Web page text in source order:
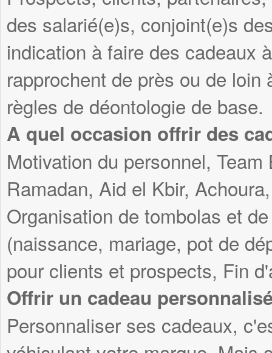
des salarié(e)s, conjoint(e)s
indication à faire des cadeaux
rapprochent de près ou de
règles de déontologie de base.
A quel occasion offrir des
Motivation du personnel,
Ramadan, Aid el Kbir,
Organisation de tombolas et
(naissance, mariage, pot de
pour clients et prospects, Fin
Offrir un cadeau
Personnaliser ses cadeaux,